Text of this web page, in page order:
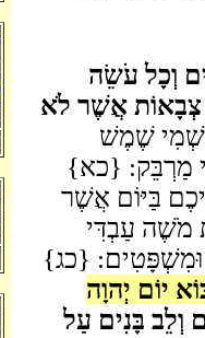
וְכָל עֹשֵׂה
אֲשֶׁר לֹא
שְׁמִי שֶׁמֶשׁ
מַרְבֵּק: {כא}
בַּיּוֹם אֲשֶׁר
מֹשֶׁה עַבְדִּי
וּמִשְׁפָּטִים: {כג}
יוֹם יְהוָה
וְלֵב בָּנִים עַל